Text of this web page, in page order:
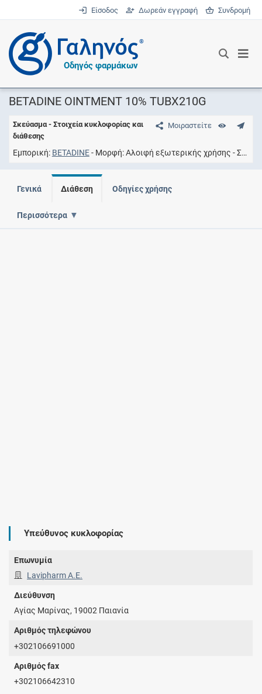
Είσοδος Δωρεάν εγγραφή Συνδρομή
®
Οδηγός φαρμάκων
BETADINE OINTMENT 10% TUBX210G
Μοιραστείτε
Σκεύασμα - Στοιχεία κυκλοφορίας και
διάθεσης
Εμπορική BETADINE Μορφή Αλοιφή εξωτερικής χρήσης Συγκέντρωση
Γενικά Διάθεση Οδηγίες χρήσης
Περισσότερα
Υπεύθυνος κυκλοφορίας
Επωνυμία
Lavipharm Α.Ε.
Διεύθυνση
Αγίας Μαρίνας, 19002 Παιανία
Αριθμός τηλεφώνου
+302106691000
Αριθμός fax
+302106642310